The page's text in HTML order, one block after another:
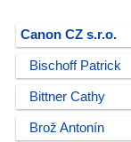
Canon CZ s.r.o.
Bischoff Patrick
Bittner Cathy
Brož Antonín